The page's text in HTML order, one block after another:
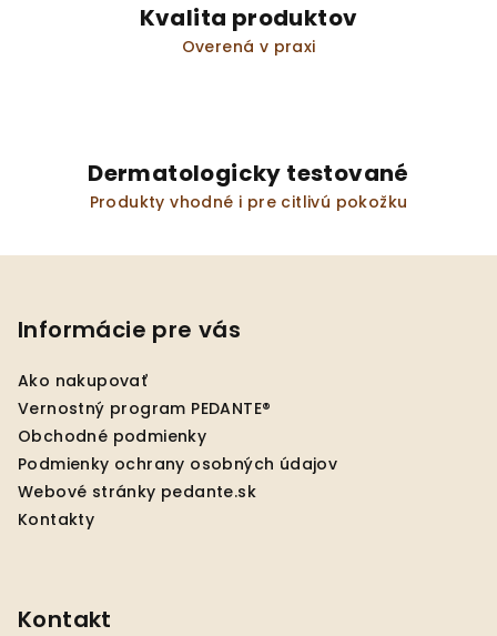
Kvalita produktov
Overená v praxi
Dermatologicky testované
Produkty vhodné i pre citlivú pokožku
Informácie pre vás
Ako nakupovať
Vernostný program PEDANTE®
Obchodné podmienky
Podmienky ochrany osobných údajov
Webové stránky pedante.sk
Kontakty
Kontakt